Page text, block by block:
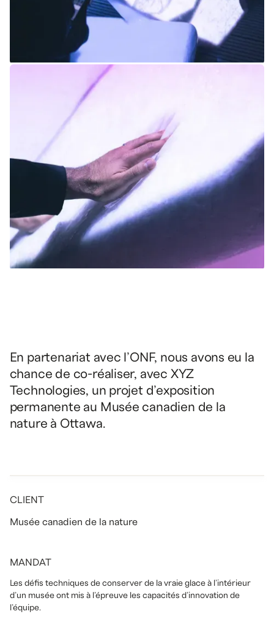
En partenariat avec l’ONF, nous avons eu la
chance de co-réaliser, avec XYZ
Technologies, un projet d’exposition
permanente au Musée canadien de la
nature à Ottawa.
CLIENT
Musée canadien de la nature
MANDAT
Les défis techniques de conserver de la vraie glace à l’intérieur
d’un musée ont mis à l’épreuve les capacités d’innovation de
l’équipe.